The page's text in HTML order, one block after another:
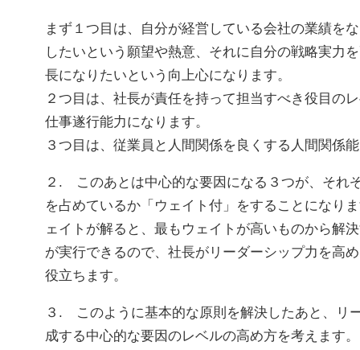
まず１つ目は、自分が経営している会社の業績を
したいという願望や熱意、それに自分の戦略実力
長になりたいという向上心になります。
２つ目は、社長が責任を持って担当すべき役目の
仕事遂行能力になります。
３つ目は、従業員と人間関係を良くする人間関係
２. このあとは中心的な要因になる３つが、それ
を占めているか「ウェイト付」をすることになり
ェイトが解ると、最もウェイトが高いものから解
が実行できるので、社長がリーダーシップ力を高
役立ちます。
３. このように基本的な原則を解決したあと、リ
成する中心的な要因のレベルの高め方を考えます